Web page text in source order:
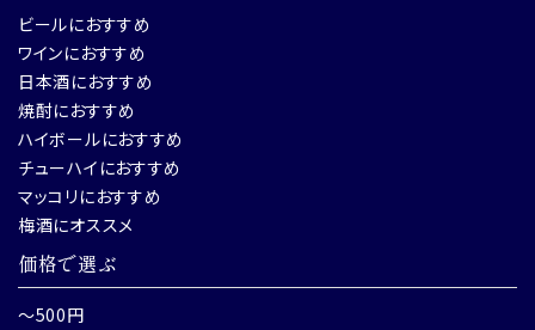
ビールにおすすめ
ワインにおすすめ
日本酒におすすめ
焼酎におすすめ
ハイボールにおすすめ
チューハイにおすすめ
マッコリにおすすめ
梅酒にオススメ
価格で選ぶ
～500円